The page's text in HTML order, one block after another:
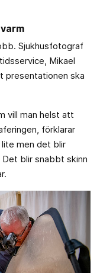
Sjukhusfotograf
Mikael
presentationen ska
vill man helst att
förklarar
lite men det blir
Det blir snabbt skinn